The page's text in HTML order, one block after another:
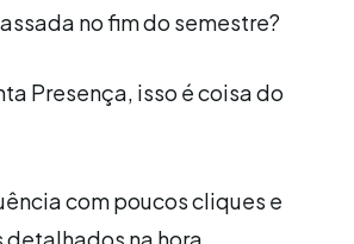
no fim do semestre?
Presença, isso é coisa do
com poucos cliques e